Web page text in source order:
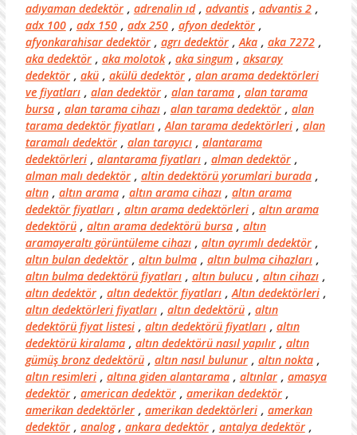
adıyaman dedektör , adrenalin ıd , advantis , advantis 2 ,
adx 100 , adx 150 , adx 250 , afyon dedektör ,
afyonkarahisar dedektör , agrı dedektör ,Aka , aka 7272 ,
aka dedektör , aka molotok , aka singum , aksaray
dedektör , akü , akülü dedektör , alan arama dedektörleri
ve fiyatları , alan dedektör , alan tarama , alan tarama
bursa , alan tarama cihazı , alan tarama dedektör , alan
tarama dedektör fiyatları ,Alan tarama dedektörleri , alan
taramalı dedektör , alan tarayıcı , alantarama
dedektörleri , alantarama fiyatları , alman dedektör ,
alman malı dedektör , altin dedektörü yorumlari burada ,
altın , altın arama , altın arama cihazı , altın arama
dedektör fiyatları , altın arama dedektörleri , altın arama
dedektörü , altın arama dedektörü bursa , altın
aramayeraltı görüntüleme cihazı , altın ayrımlı dedektör ,
altın bulan dedektör , altın bulma , altın bulma cihazları ,
altın bulma dedektörü fiyatları , altın bulucu , altın cihazı ,
altın dedektör , altın dedektör fiyatları ,Altın dedektörleri ,
altın dedektörleri fiyatları , altın dedektörü , altın
dedektörü fiyat listesi , altın dedektörü fiyatları , altın
dedektörü kiralama , altın dedektörü nasıl yapılır , altın
gümüş bronz dedektörü , altın nasıl bulunur , altın nokta ,
altın resimleri , altına giden alantarama , altınlar , amasya
dedektör , american dedektör , amerikan dedektör ,
amerikan dedektörler , amerikan dedektörleri , amerkan
dedektör , analog , ankara dedektör , antalya dedektör ,